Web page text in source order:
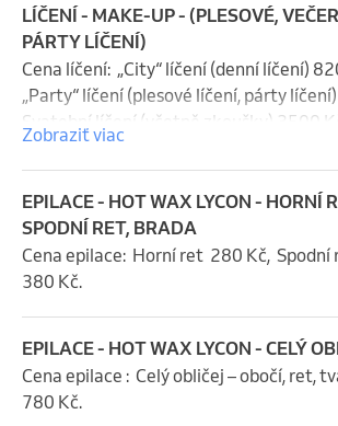
LÍČENÍ - MAKE-UP - (PLESOVÉ,
PÁRTY LÍČENÍ)
Cena líčení:  „City“ líčení (denní líčení)
„Party“ líčení (plesové líčení, párty
Svatební líčení (včetně zkoušky) 3500
Zobraziť viac
EPILACE - HOT WAX LYCON - HORNÍ
SPODNÍ RET, BRADA
Cena epilace:  Horní ret  280 Kč,  Spodní
380 Kč.
EPILACE - HOT WAX LYCON - CELÝ
Cena epilace :  Celý obličej – obočí, ret,
780 Kč.